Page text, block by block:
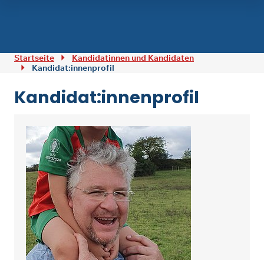
Zum Inhalt springen
Startseite
Kandidatinnen und Kandidaten
Kandidat:innenprofil
Kandidat:innenprofil